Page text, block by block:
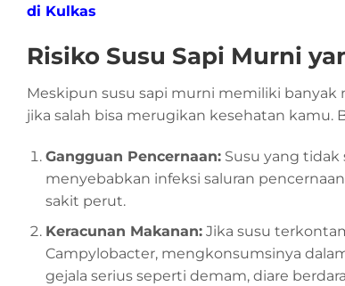
di Kulkas
Risiko Susu Sapi Murni
Meskipun susu sapi murni memiliki
jika salah bisa merugikan kesehatan
Gangguan Pencernaan: Susu yang
menyebabkan infeksi saluran
sakit perut.
Keracunan Makanan: Jika susu
Campylobacter, mengkonsumsinya
gejala serius seperti demam, diare